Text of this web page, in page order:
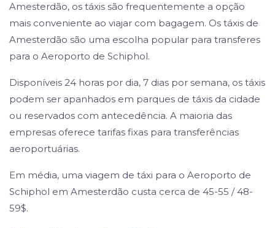
Amesterdão, os táxis são frequentemente a opção
mais conveniente ao viajar com bagagem. Os táxis de
Amesterdão são uma escolha popular para transferes
para o Aeroporto de Schiphol.
Disponíveis 24 horas por dia, 7 dias por semana, os táxis
podem ser apanhados em parques de táxis da cidade
ou reservados com antecedência. A maioria das
empresas oferece tarifas fixas para transferências
aeroportuárias.
Em média, uma viagem de táxi para o Aeroporto de
Schiphol em Amesterdão custa cerca de 45-55 / 48-
59$.